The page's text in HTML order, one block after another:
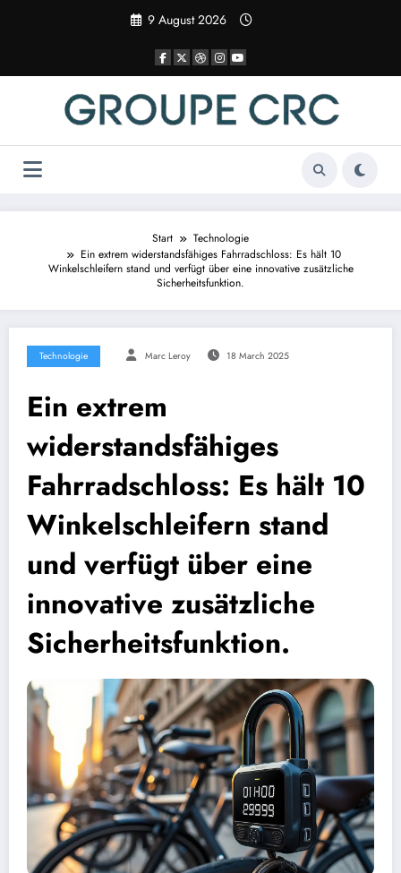
9 August 2026
Start
Technologie
Ein extrem widerstandsfähiges Fahrradschloss: Es hält 10
Winkelschleifern stand und verfügt über eine innovative zusätzliche
Sicherheitsfunktion.
Technologie Marc Leroy 18 March 2025
Ein extrem
widerstandsfähiges
Fahrradschloss: Es hält 10
Winkelschleifern stand
und verfügt über eine
innovative zusätzliche
Sicherheitsfunktion.